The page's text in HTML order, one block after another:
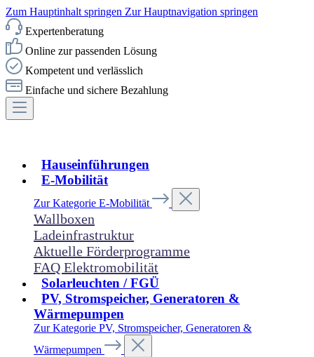
Zum Hauptinhalt springen Zur Hauptnavigation springen
Expertenberatung
Online zur passenden Lösung
Kompetent und verlässlich
Einfache und sichere Bezahlung
Hauseinführungen
E-Mobilität
Zur Kategorie E-Mobilität
Wallboxen
Ladeinfrastruktur
Aktuelle Förderprogramme
FAQ Elektromobilität
Solarleuchten / FGÜ
PV, Stromspeicher, Generatoren &
Wärmepumpen
Zur Kategorie PV, Stromspeicher, Generatoren &
Wärmepumpen